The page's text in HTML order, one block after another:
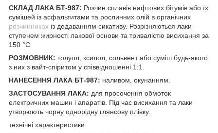
СКЛАД ЛАКА БТ-987: Розчин сплавів нафтових бітумів або їх
сумішей із асфальтитами та рослинних олій в органічних
розчинниках із додаванням сикативу. Розрізняються лаки
ступенем жирності лакової основи та тривалістю висихання за
150 °C
РОЗМОВНИК: толуол, ксилол, сольвент або суміш будь-якого
з них з вайт-спіритом у співвідношенні 1:1.
НАНЕСЕННЯ ЛАКА БТ-987: наливом, окунанням.
ЗАСТОСУВАННЯ ЛАКА: для просочення обмоток
електричних машин і апаратів. Під час висихання та лаки
утворюють чорну однорідну глянсову плівку.
технічні характеристики